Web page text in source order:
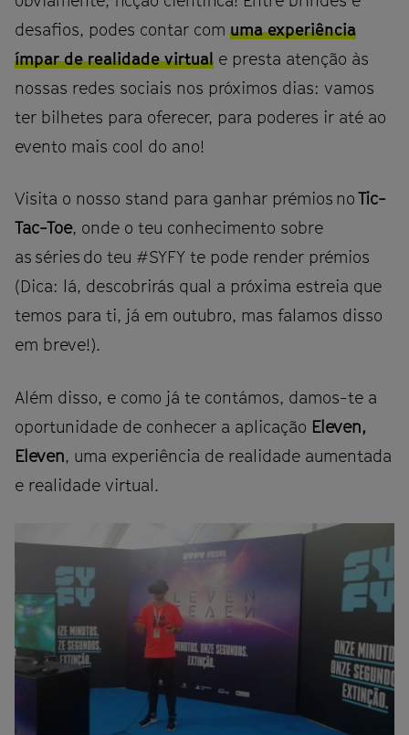
desafios, podes contar com uma experiência
ímpar de realidade virtual e presta atenção às
nossas redes sociais nos próximos dias: vamos
ter bilhetes para oferecer, para poderes ir até ao
evento mais cool do ano!
Visita o nosso stand para ganhar prémios noTic-
Tac-Toe, onde o teu conhecimento sobre
as séries do teu #SYFY te pode render prémios
(Dica: lá, descobrirás qual a próxima estreia que
temos para ti, já em outubro, mas falamos disso
em breve!).
Além disso, e como já te contámos, damos-te a
oportunidade de conhecer a aplicação Eleven,
Eleven, uma experiência de realidade aumentada
e realidade virtual.